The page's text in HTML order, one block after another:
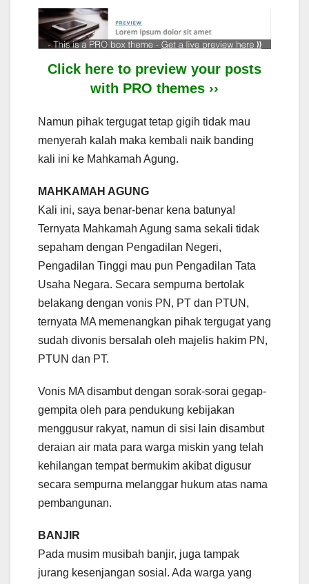
Click here to preview your posts
with PRO themes ››
Namun pihak tergugat tetap gigih tidak mau
menyerah kalah maka kembali naik banding
kali ini ke Mahkamah Agung.
MAHKAMAH AGUNG
Kali ini, saya benar-benar kena batunya!
Ternyata Mahkamah Agung sama sekali tidak
sepaham dengan Pengadilan Negeri,
Pengadilan Tinggi mau pun Pengadilan Tata
Usaha Negara. Secara sempurna bertolak
belakang dengan vonis PN, PT dan PTUN,
ternyata MA memenangkan pihak tergugat yang
sudah divonis bersalah oleh majelis hakim PN,
PTUN dan PT.
Vonis MA disambut dengan sorak-sorai gegap-
gempita oleh para pendukung kebijakan
menggusur rakyat, namun di sisi lain disambut
deraian air mata para warga miskin yang telah
kehilangan tempat bermukim akibat digusur
secara sempurna melanggar hukum atas nama
pembangunan.
BANJIR
Pada musim musibah banjir, juga tampak
jurang kesenjangan sosial. Ada warga yang